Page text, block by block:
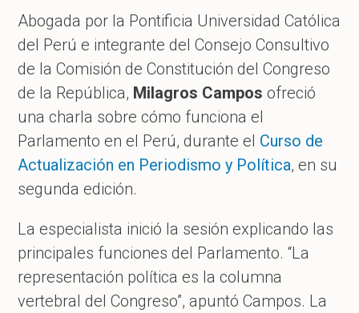
Abogada por la Pontificia Universidad Católica
del Perú e integrante del Consejo Consultivo
de la Comisión de Constitución del Congreso
de la República, Milagros Campos ofreció
una charla sobre cómo funciona el
Parlamento en el Perú, durante el Curso de
Actualización en Periodismo y Política, en su
segunda edición.
La especialista inició la sesión explicando las
principales funciones del Parlamento. “La
representación política es la columna
vertebral del Congreso”, apuntó Campos. La